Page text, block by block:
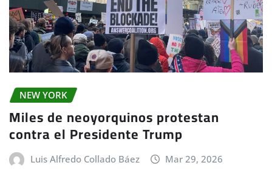
NEW YORK
Miles de neoyorquinos protestan
contra el Presidente Trump
Luis Alfredo Collado Báez Mar 29, 2026